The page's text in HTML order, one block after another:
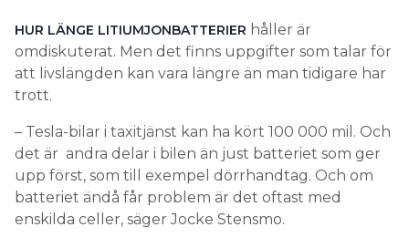
batteriets prestanda och C-tal
– En tillverkare kan till exempel speca att en
battericell håller 5 000 cykler om den cyklas med
en hastighet på 1 C och att den inte cyklar med 2 C
Vad är C-talet och hur påverkar
det livslängden?
C-talet är ett mått på hur snabbt batteriet laddas
HUR LÄNGE LITIUMJONBATTERIER håller är
omdiskuterat. Men det finns uppgifter som talar för
att livslängden kan vara längre än man tidigare har
trott.
– Tesla-bilar i taxitjänst kan ha kört 100 000 mil. Och
det är andra delar i bilen än just batteriet som ger
upp först, som till exempel dörrhandtag. Och om
batteriet ändå får problem är det oftast med
enskilda celler, säger Jocke Stensmo.